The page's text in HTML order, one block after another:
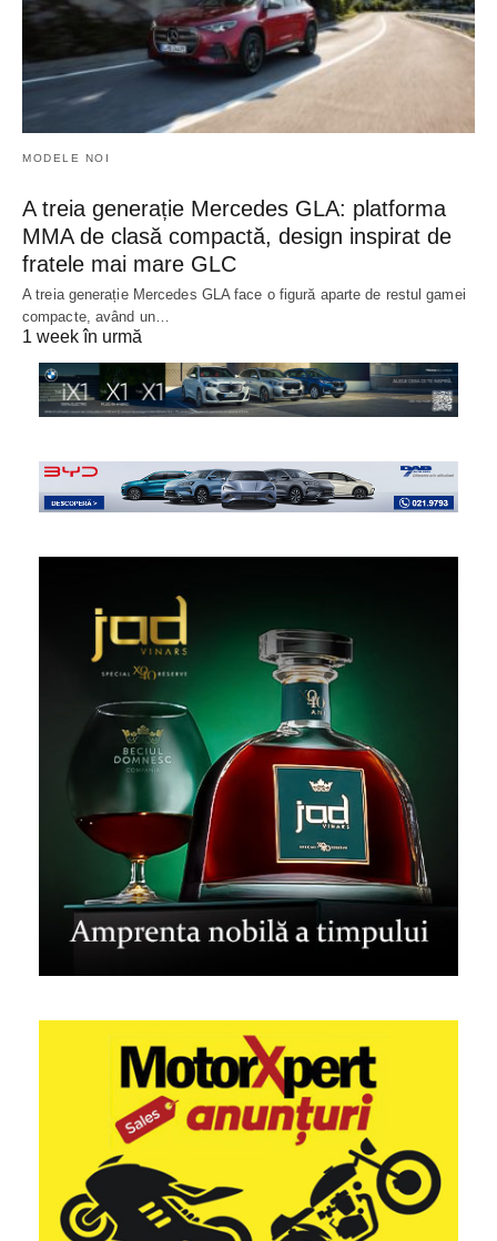
MODELE NOI
A treia generație Mercedes GLA: platforma
MMA de clasă compactă, design inspirat de
fratele mai mare GLC
A treia generație Mercedes GLA face o figură aparte de restul gamei
compacte, având un…
1 week în urmă